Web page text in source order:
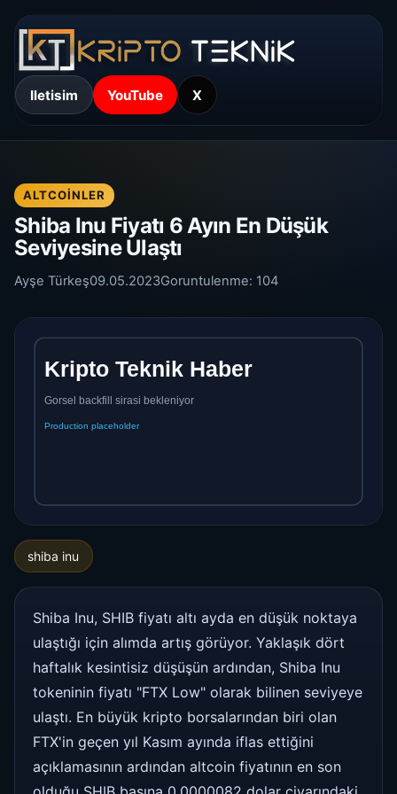
Iletisim YouTube X
ALTCOINLER
Shiba Inu Fiyatı 6 Ayın En Düşük
Seviyesine Ulaştı
Ayşe Türkeş09.05.2023Goruntulenme: 104
shiba inu
Shiba Inu, SHIB fiyatı altı ayda en düşük noktaya
ulaştığı için alımda artış görüyor. Yaklaşık dört
haftalık kesintisiz düşüşün ardından, Shiba Inu
tokeninin fiyatı "FTX Low" olarak bilinen seviyeye
ulaştı. En büyük kripto borsalarından biri olan
FTX'in geçen yıl Kasım ayında iflas ettiğini
açıklamasının ardından altcoin fiyatının en son